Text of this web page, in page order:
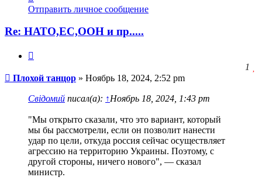
информация
пользователя
Плохой
танцор
Отправить личное сообщение
Re: НАТО,ЕС,ООН и пр.....
1
Сообщение
Плохой танцор » Ноябрь 18, 2024, 2:52 pm
Свідомий писал(а): ↑Ноябрь 18, 2024, 1:43 pm
"Мы открыто сказали, что это вариант, который
мы бы рассмотрели, если он позволит нанести
удар по цели, откуда россия сейчас осуществляет
агрессию на территорию Украины. Поэтому, с
другой стороны, ничего нового", — сказал
министр.